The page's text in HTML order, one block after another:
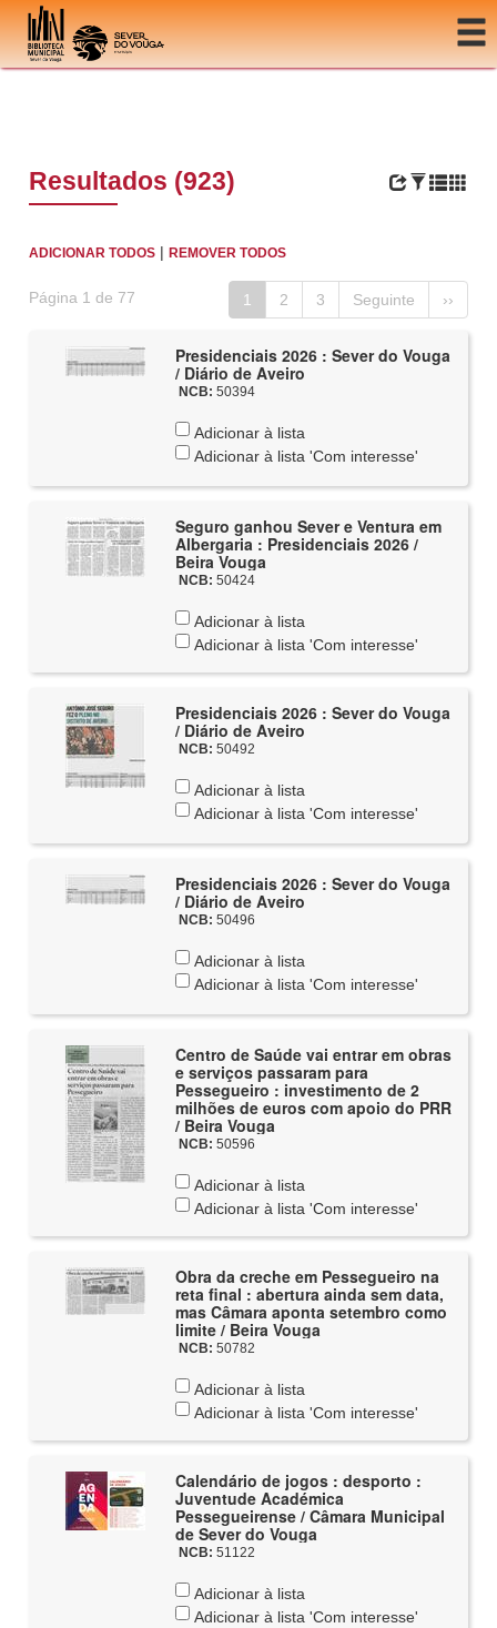
Ir para o conteúdo
Resultados (923)
ADICIONAR TODOS |REMOVER TODOS
Página 1 de 77 1 2 3 Seguinte ››
Presidenciais 2026 : Sever do Vouga
/ Diário de Aveiro
NCB: 50394
Adicionar à lista
Adicionar à lista 'Com interesse'
Seguro ganhou Sever e Ventura em
Albergaria : Presidenciais 2026 /
Beira Vouga
NCB: 50424
Adicionar à lista
Adicionar à lista 'Com interesse'
Presidenciais 2026 : Sever do Vouga
/ Diário de Aveiro
NCB: 50492
Adicionar à lista
Adicionar à lista 'Com interesse'
Presidenciais 2026 : Sever do Vouga
/ Diário de Aveiro
NCB: 50496
Adicionar à lista
Adicionar à lista 'Com interesse'
Centro de Saúde vai entrar em obras
e serviços passaram para
Pessegueiro : investimento de 2
milhões de euros com apoio do PRR
/ Beira Vouga
NCB: 50596
Adicionar à lista
Adicionar à lista 'Com interesse'
Obra da creche em Pessegueiro na
reta final : abertura ainda sem data,
mas Câmara aponta setembro como
limite / Beira Vouga
NCB: 50782
Adicionar à lista
Adicionar à lista 'Com interesse'
Calendário de jogos : desporto :
Juventude Académica
Pessegueirense / Câmara Municipal
de Sever do Vouga
NCB: 51122
Adicionar à lista
Adicionar à lista 'Com interesse'